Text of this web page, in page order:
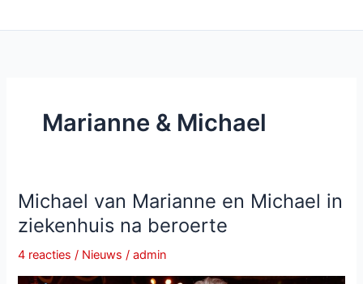
Marianne & Michael
Michael van Marianne en Michael in
ziekenhuis na beroerte
4 reacties / Nieuws /admin